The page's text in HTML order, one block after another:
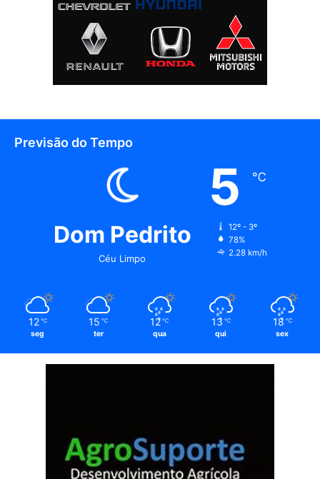
Previsão do Tempo
Dom Pedrito
Céu Limpo
5 ℃
12º - 3º
78%
2.28 km/h
12 ℃
seg
15 ℃
ter
12 ℃
qua
13 ℃
qui
18 ℃
sex